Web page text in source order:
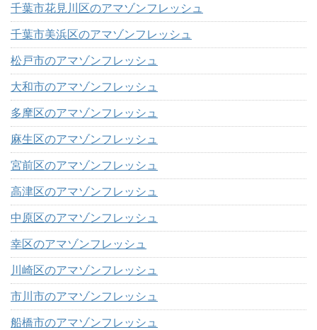
千葉市花見川区のアマゾンフレッシュ
千葉市美浜区のアマゾンフレッシュ
松戸市のアマゾンフレッシュ
大和市のアマゾンフレッシュ
多摩区のアマゾンフレッシュ
麻生区のアマゾンフレッシュ
宮前区のアマゾンフレッシュ
高津区のアマゾンフレッシュ
中原区のアマゾンフレッシュ
幸区のアマゾンフレッシュ
川崎区のアマゾンフレッシュ
市川市のアマゾンフレッシュ
船橋市のアマゾンフレッシュ